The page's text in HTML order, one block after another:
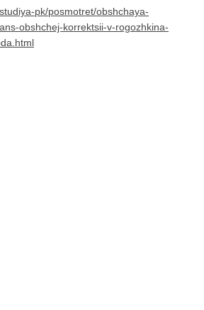
pk/posmotret/obshchaya-
obshchej-korrektsii-v-rogozhkina-